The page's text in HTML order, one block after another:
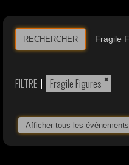
RECHERCHER
FILTRE | ×
Fragile Figures
Afficher tous les évènements